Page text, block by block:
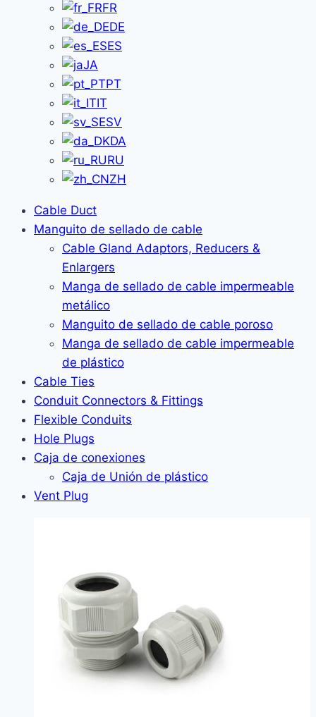
FR
DE
ES
JA
PT
IT
SV
DA
RU
ZH
Cable Duct
Manguito de sellado de cable
Cable Gland Adaptors, Reducers &
Enlargers
Manga de sellado de cable impermeable
metálico
Manguito de sellado de cable poroso
Manga de sellado de cable impermeable
de plástico
Cable Ties
Conduit Connectors & Fittings
Flexible Conduits
Hole Plugs
Caja de conexiones
Caja de Unión de plástico
Vent Plug